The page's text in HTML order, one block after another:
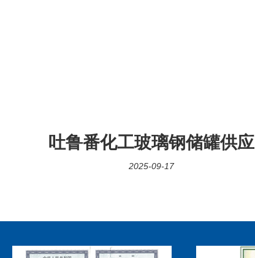
吐鲁番化工玻璃钢储罐供应
2025-09-17